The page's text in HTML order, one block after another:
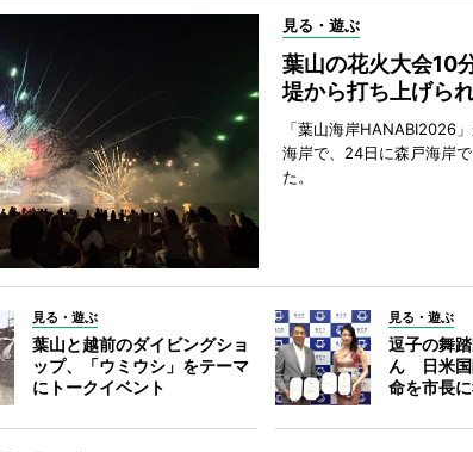
見る・遊ぶ
葉山の花火大会
堤から打ち上げら
「葉山海岸HANABI2026
海岸で、24日に森戸海岸
た。
見る・遊ぶ
葉山と越前のダイビングショ
ップ、「ウミウシ」をテーマ
にトークイベント
見る・遊ぶ
逗子の舞
ん 日米国
命を市長